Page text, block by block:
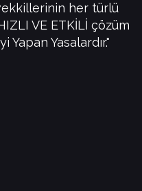
her türlü
VE ETKİLİ çözüm
Yapan Yasalardır."